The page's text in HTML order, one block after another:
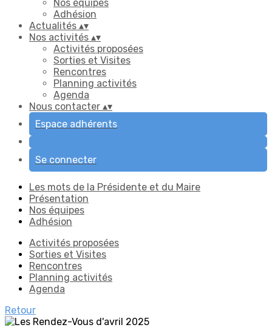
Nos équipes
Adhésion
Actualités ▴▾
Nos activités ▴▾
Activités proposées
Sorties et Visites
Rencontres
Planning activités
Agenda
Nous contacter ▴▾
Espace adhérents
Se connecter
Les mots de la Présidente et du Maire
Présentation
Nos équipes
Adhésion
Activités proposées
Sorties et Visites
Rencontres
Planning activités
Agenda
Retour